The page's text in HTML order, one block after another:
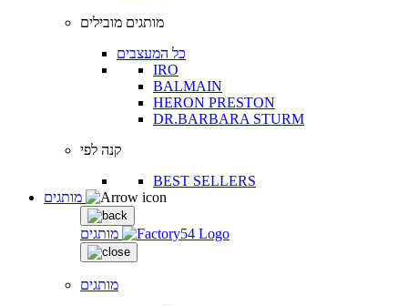
מותגים מובילים
כל המעצבים
IRO
BALMAIN
HERON PRESTON
DR.BARBARA STURM
קנה לפי
BEST SELLERS
מותגים
מותגים